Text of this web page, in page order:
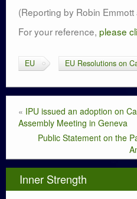
(Reporting by Robin
For your reference, please
EU EU Resolutions on
« IPU issued an adoption on
Assembly Meeting in Geneva
Public Statement on the
Inner Strength